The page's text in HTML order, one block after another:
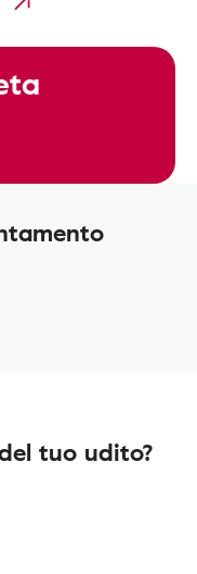
tuo udito?